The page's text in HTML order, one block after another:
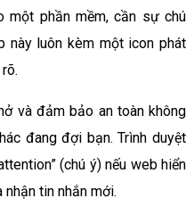
một phần mềm, cần sự chú
này luôn kèm một icon phát
và đảm bảo an toàn không
đang đợi bạn. Trình duyệt
(chú ý) nếu web hiển
tin nhắn mới.